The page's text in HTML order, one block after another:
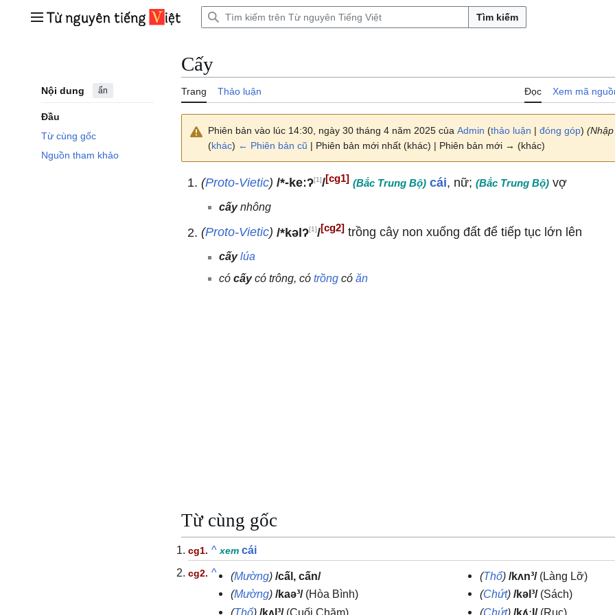
Trình đơn chính Tìm kiếm
Nội dung ẩn
Đầu
Từ cùng gốc
Nguồn tham khảo
Cấy
Trang Thảo luận Đọc Xem mã
Phiên bản vào lúc 14:30, ngày 30 tháng 4 năm 2025 của Admin (thảo luận | đóng góp)
(khác) ← Phiên bản cũ | Phiên bản mới nhất (khác) | Phiên bản mới → (khác)
(Proto-Vietic) /*-keːʔ[1]/[cg1] (Bắc Trung Bộ) cái, nữ;(Bắc Trung Bộ) vợ
cấynhông
(Proto-Vietic) /*kəlʔ[1]/[cg2] trồng cây non xuống đất để tiếp tục lớn lên
cấy lúa
cócấycó trông, cótrồng cóăn
Từ cùng gốc
^ xem cái
^
(Mường) /cấl, cấn/
(Mường) /kaə³/(Hòa Bình)
(Thổ) /kʌl³/(Cuối Chăm)
(Thổ) /kʌn³/(Làng Lỡ)
(Chứt) /kəl³/(Sách)
(Chứt) /kʌ́ːl/(Rục)